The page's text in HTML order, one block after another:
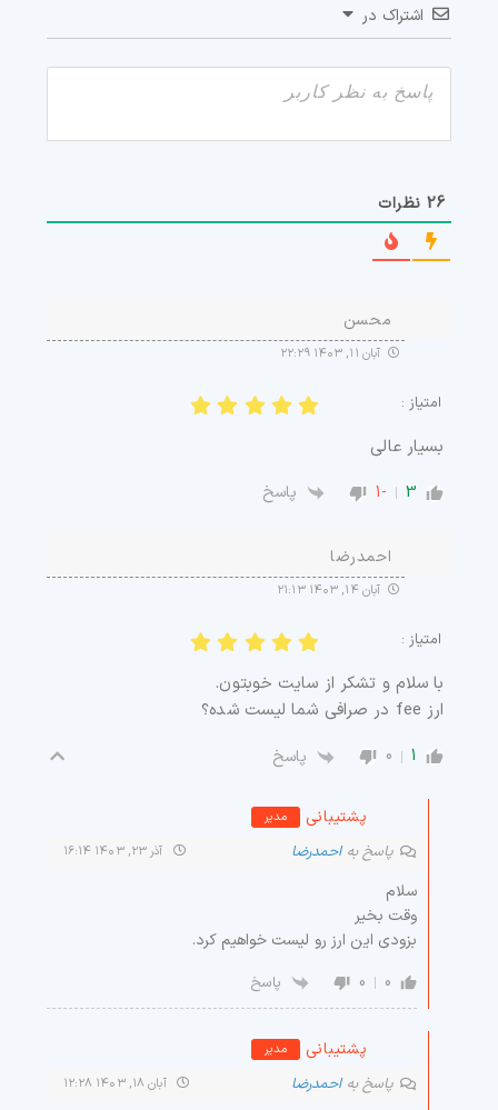
اشتراک در
26نظرات
محسن
آبان ۱۱, ۱۴۰۳ ۲۲:۲۹
امتیاز :
بسیار عالی
3
-1 پاسخ
احمدرضا
آبان ۱۴, ۱۴۰۳ ۲۱:۱۳
امتیاز :
با سلام و‌ تشکر از سایت خوبتون.
ارز fee در صرافی شما لیست شده؟
1
0 پاسخ
پشتیبانی مدیر
پاسخ بهاحمدرضا آذر ۲۳, ۱۴۰۳ ۱۶:۱۴
سلام
وقت بخیر
بزودی این ارز رو لیست خواهیم کرد.
0
0 پاسخ
پشتیبانی مدیر
پاسخ بهاحمدرضا آبان ۱۸, ۱۴۰۳ ۱۲:۲۸